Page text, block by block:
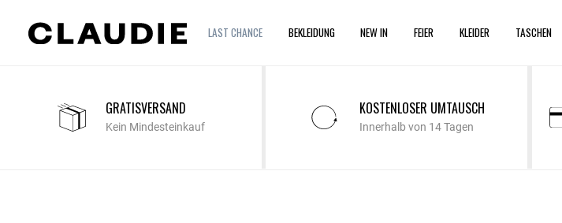
LAST CHANCE BEKLEIDUNG NEW IN FEIER KLEIDER TASCHEN
GRATISVERSAND
Kein Mindesteinkauf
KOSTENLOSER UMTAUSCH
Innerhalb von 14 Tagen